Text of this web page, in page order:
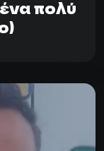
πολύ